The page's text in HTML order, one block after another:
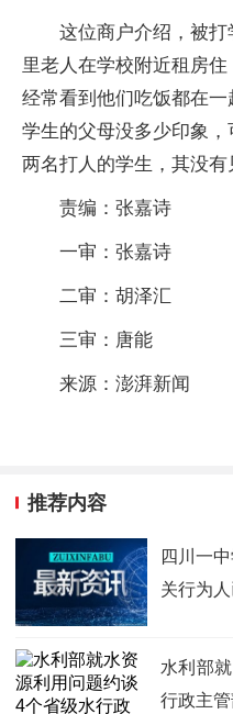
这位商户介绍，被
里老人在学校附近租房
经常看到他们吃饭都在
学生的父母没多少印象
两名打人的学生，其没有
责编：张嘉诗
一审：张嘉诗
二审：胡泽汇
三审：唐能
来源：澎湃新闻
推荐内容
四川一
关行为
水利部
行政主